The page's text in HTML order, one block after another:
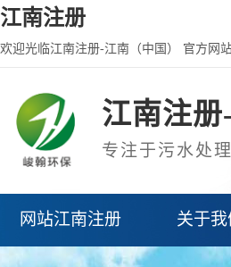
江南注册
欢迎光临江南注册-江南（中国） 官方网站
江南注
专注于污水处
网站江南注册 关于我